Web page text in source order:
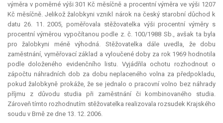
výměra v poměrné výši 301 Kč měsíčně a procentní výměra ve výši 1207
Kč měsíčně. Jelikož žalobkyni vznikl nárok na český starobní důchod k
datu 26. 11. 2005, poměřovala stěžovatelka výši procentní výměry s
procentní výměrou vypočítanou podle z. č. 100/1988 Sb., avšak ta byla
pro žalobkyni méně výhodná. Stěžovatelka dále uvedla, že dobu
zaměstnání, vyměřovací základ a vyloučené doby za rok 1969 hodnotila
podle doloženého evidenčního listu. Vyjádřila ochotu rozhodnout o
zápočtu náhradních dob za dobu neplaceného volna za předpokladu,
pokud žalobkyně prokáže, že se jednalo o pracovní volno bez náhrady
příjmu z důvodu studia při zaměstnání či kombinovaného studia.
Zároveň tímto rozhodnutím stěžovatelka realizovala rozsudek Krajského
soudu v Brně ze dne 13. 12. 2006.